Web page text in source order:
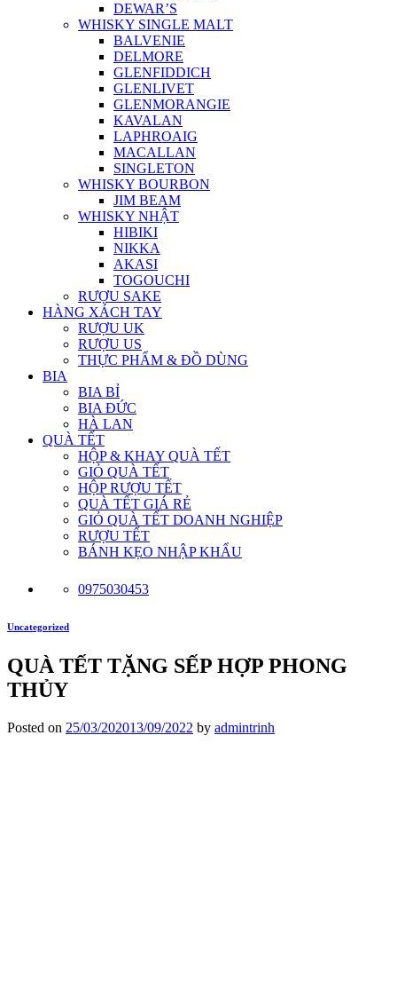
DEWAR’S
WHISKY SINGLE MALT
BALVENIE
DELMORE
GLENFIDDICH
GLENLIVET
GLENMORANGIE
KAVALAN
LAPHROAIG
MACALLAN
SINGLETON
WHISKY BOURBON
JIM BEAM
WHISKY NHẬT
HIBIKI
NIKKA
AKASI
TOGOUCHI
RƯỢU SAKE
HÀNG XÁCH TAY
RƯỢU UK
RƯỢU US
THỰC PHẨM & ĐỒ DÙNG
BIA
BIA BỈ
BIA ĐỨC
HÀ LAN
QUÀ TẾT
HỘP & KHAY QUÀ TẾT
GIỎ QUÀ TẾT
HỘP RƯỢU TẾT
QUÀ TẾT GIÁ RẺ
GIỎ QUÀ TẾT DOANH NGHIỆP
RƯỢU TẾT
BÁNH KẸO NHẬP KHẨU
0975030453
Uncategorized
QUÀ TẾT TẶNG SẾP HỢP PHONG
THỦY
Posted on 25/03/202013/09/2022 by admintrinh